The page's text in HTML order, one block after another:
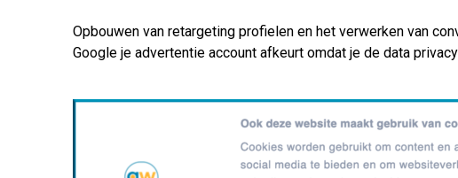
Opbouwen van retargeting profielen en het verwerken van
Google je advertentie account afkeurt omdat je de data